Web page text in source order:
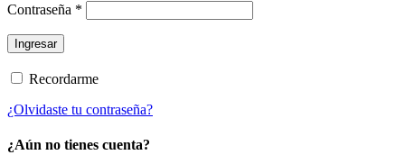
Contraseña *
Recordarme
¿Olvidaste tu contraseña?
¿Aún no tienes cuenta?